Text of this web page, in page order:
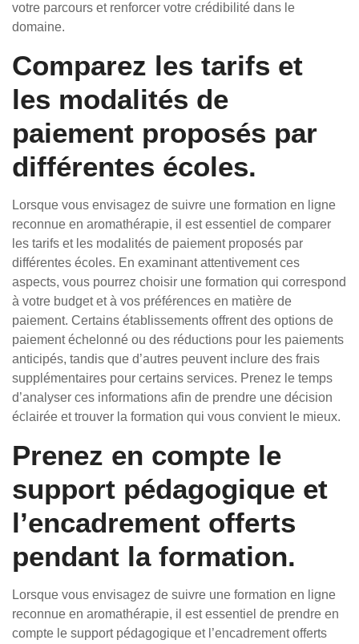
votre parcours et renforcer votre crédibilité dans le
domaine.
Comparez les tarifs et
les modalités de
paiement proposés par
différentes écoles.
Lorsque vous envisagez de suivre une formation en ligne
reconnue en aromathérapie, il est essentiel de comparer
les tarifs et les modalités de paiement proposés par
différentes écoles. En examinant attentivement ces
aspects, vous pourrez choisir une formation qui correspond
à votre budget et à vos préférences en matière de
paiement. Certains établissements offrent des options de
paiement échelonné ou des réductions pour les paiements
anticipés, tandis que d’autres peuvent inclure des frais
supplémentaires pour certains services. Prenez le temps
d’analyser ces informations afin de prendre une décision
éclairée et trouver la formation qui vous convient le mieux.
Prenez en compte le
support pédagogique et
l’encadrement offerts
pendant la formation.
Lorsque vous envisagez de suivre une formation en ligne
reconnue en aromathérapie, il est essentiel de prendre en
compte le support pédagogique et l’encadrement offerts